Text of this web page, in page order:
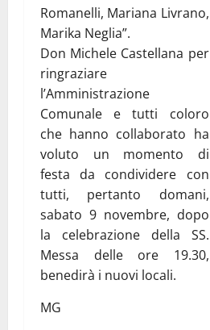
Romanelli, Mariana Livrano,
Marika Neglia”.
Don Michele Castellana per
ringraziare
l’Amministrazione
Comunale e tutti coloro
che hanno collaborato ha
voluto un momento di
festa da condividere con
tutti, pertanto domani,
sabato 9 novembre, dopo
la celebrazione della SS.
Messa delle ore 19.30,
benedirà i nuovi locali.
MG